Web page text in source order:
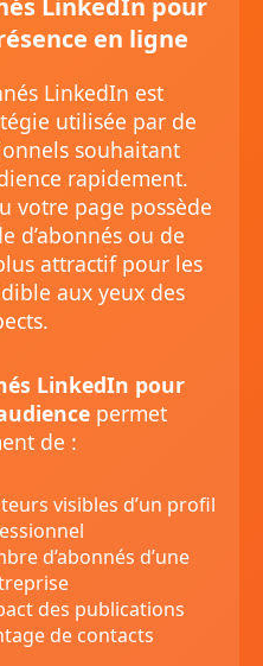
LinkedIn pour
en ligne
LinkedIn est
utilisée par de
souhaitant
rapidement.
votre page possède
d’abonnés ou de
attractif pour les
aux yeux des
LinkedIn pour
permet
de :
visibles d’un profil
d’abonnés d’une
des publications
de contacts